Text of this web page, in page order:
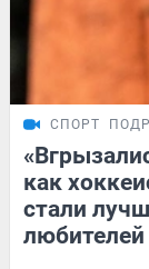
СПОРТ
как
стали
любителей